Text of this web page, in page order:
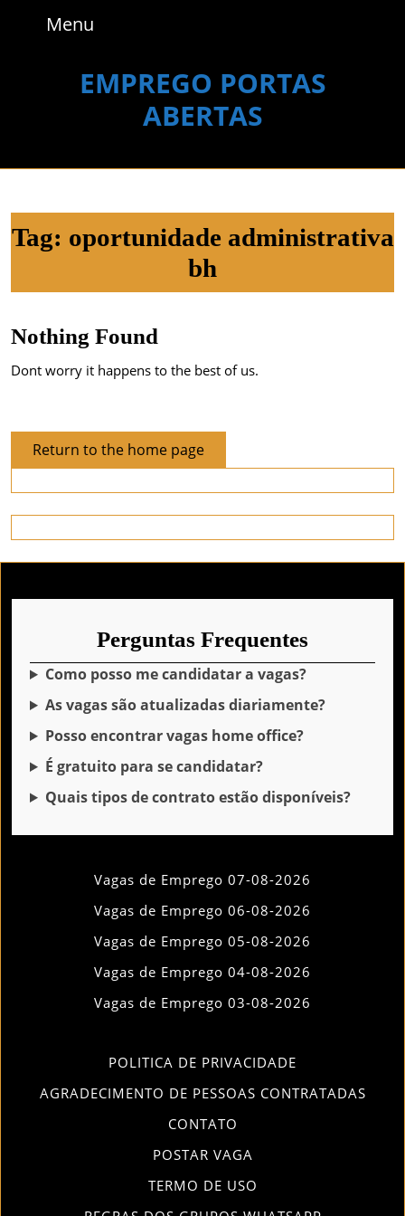
Menu
EMPREGO PORTAS
ABERTAS
Tag: oportunidade administrativa
bh
Nothing Found
Dont worry it happens to the best of us.
Return to the home pageReturn
to
the
home
page
Perguntas Frequentes
Como posso me candidatar a vagas?
As vagas são atualizadas diariamente?
Posso encontrar vagas home office?
É gratuito para se candidatar?
Quais tipos de contrato estão disponíveis?
Vagas de Emprego 07-08-2026
Vagas de Emprego 06-08-2026
Vagas de Emprego 05-08-2026
Vagas de Emprego 04-08-2026
Vagas de Emprego 03-08-2026
POLITICA DE PRIVACIDADE
AGRADECIMENTO DE PESSOAS CONTRATADAS
CONTATO
POSTAR VAGA
TERMO DE USO